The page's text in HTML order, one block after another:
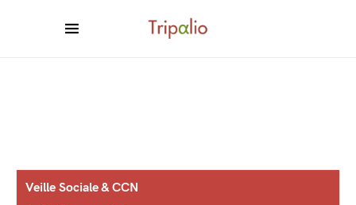
Veille Sociale & CCN